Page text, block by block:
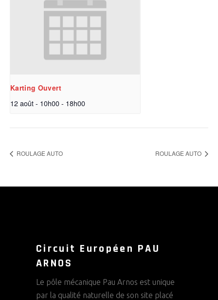
Karting Ouvert
12 août - 10h00- 18h00
ROULAGE AUTO ROULAGE AUTO
Circuit Européen PAU
ARNOS
Le pôle mécanique Pau Arnos est unique
par la qualité naturelle de son site placé